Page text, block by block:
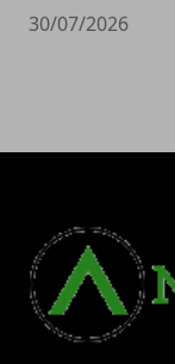
30/07/2026